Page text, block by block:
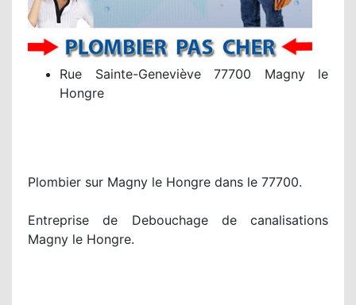
Rue Sainte-Geneviève 77700 Magny le
Hongre
Plombier sur Magny le Hongre dans le 77700.
Entreprise de Debouchage de canalisations
Magny le Hongre.